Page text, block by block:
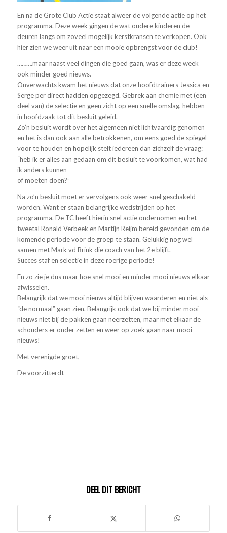
En na de Grote Club Actie staat alweer de volgende actie op het
programma. Deze week gingen de wat oudere kinderen de
deuren langs om zoveel mogelijk kerstkransen te verkopen. Ook
hier zien we weer uit naar een mooie opbrengst voor de club!
……….maar naast veel dingen die goed gaan, was er deze week
ook minder goed nieuws.
Onverwachts kwam het nieuws dat onze hoofdtrainers Jessica en
Serge per direct hadden opgezegd. Gebrek aan chemie met (een
deel van) de selectie en geen zicht op een snelle omslag, hebben
in hoofdzaak tot dit besluit geleid.
Zo’n besluit wordt over het algemeen niet lichtvaardig genomen
en het is dan ook aan alle betrokkenen, om eens goed de spiegel
voor te houden en hopelijk stelt iedereen dan zichzelf de vraag:
“heb ik er alles aan gedaan om dit besluit te voorkomen, wat had
ik anders kunnen
of moeten doen?”
Na zo’n besluit moet er vervolgens ook weer snel geschakeld
worden. Want er staan belangrijke wedstrijden op het
programma. De TC heeft hierin snel actie ondernomen en het
tweetal Ronald Verbeek en Martijn Reijm bereid gevonden om de
komende periode voor de groep te staan. Gelukkig nog wel
samen met Mark vd Brink die coach van het 2e blijft.
Succes staf en selectie in deze roerige periode!
En zo zie je dus maar hoe snel mooi en minder mooi nieuws elkaar
afwisselen.
Belangrijk dat we mooi nieuws altijd blijven waarderen en niet als
“de normaal” gaan zien. Belangrijk ook dat we bij minder mooi
nieuws niet bij de pakken gaan neerzetten, maar met elkaar de
schouders er onder zetten en weer op zoek gaan naar mooi
nieuws!
Met verenigde groet,
De voorzitterdt
DEEL DIT BERICHT